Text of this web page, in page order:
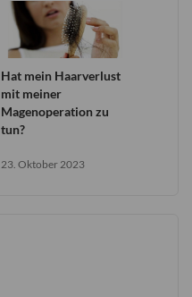
Hat mein Haarverlust
mit meiner
Magenoperation zu
tun?
23. Oktober 2023